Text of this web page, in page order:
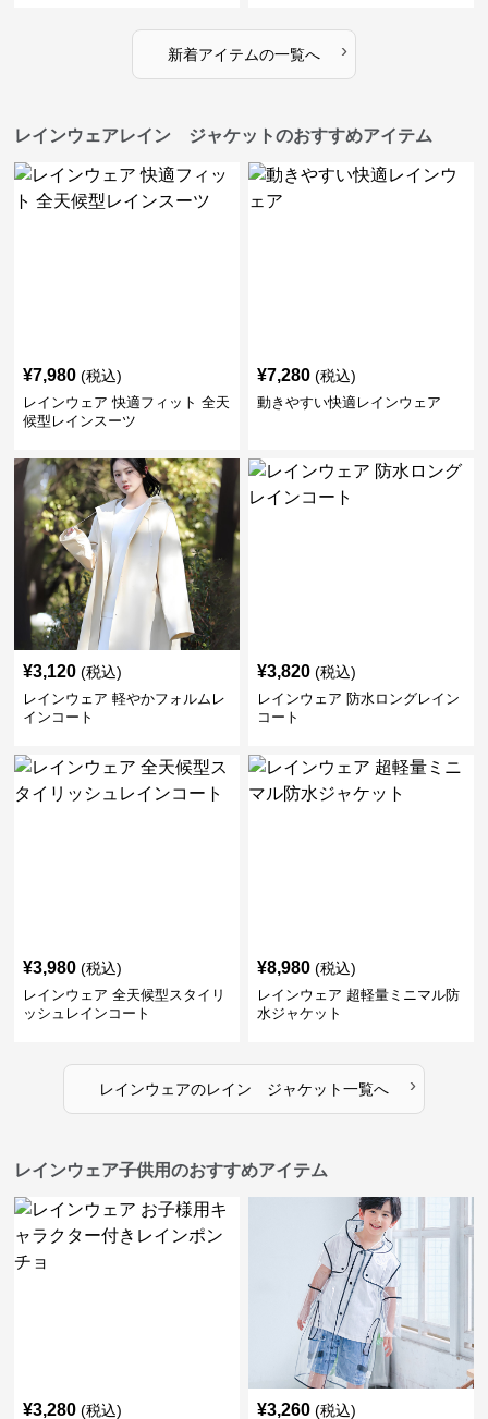
新着アイテムの一覧へ ›
レインウェアレイン ジャケットのおすすめアイテム
¥7,980 (税込)
レインウェア 快適フィット 全天
候型レインスーツ
¥7,280 (税込)
動きやすい快適レインウェア
¥3,120 (税込)
レインウェア 軽やかフォルムレ
インコート
¥3,820 (税込)
レインウェア 防水ロングレイン
コート
¥3,980 (税込)
レインウェア 全天候型スタイリ
ッシュレインコート
¥8,980 (税込)
レインウェア 超軽量ミニマル防
水ジャケット
レインウェアのレイン ジャケット一覧へ ›
レインウェア子供用のおすすめアイテム
¥3,280 (税込) ¥3,260 (税込)